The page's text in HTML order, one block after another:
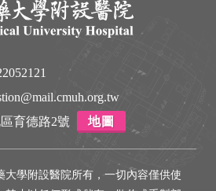
育德路2號
地圖
大學附設醫院所有，一切內容僅供使